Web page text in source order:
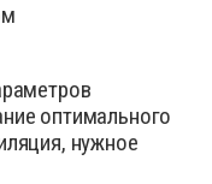
оптимального
нужное